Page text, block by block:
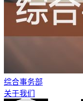
综合事务部
关于我们